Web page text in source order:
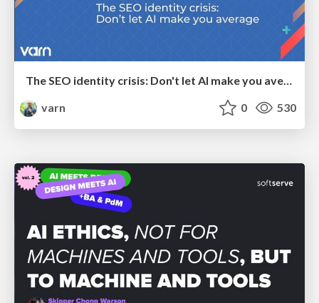
The SEO identity crisis: Don't let AI make you average
varn
0 530